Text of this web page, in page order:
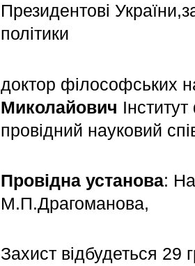
Президентові
політики
доктор філософських
Миколайович
провідний науковий
Провідна установа:
М.П.Драгоманова,
Захист відбудеться 29